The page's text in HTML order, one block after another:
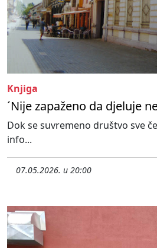
Knjiga
´Nije zapaženo da djeluje
Dok se suvremeno društvo sve
info...
07.05.2026. u 20:00